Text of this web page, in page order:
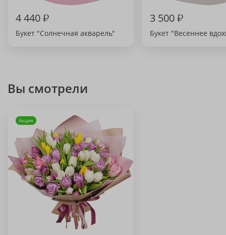
4 440₽
Букет "Солнечная акварель"
3 500₽
Букет "Весеннее
Вы смотрели
Акция